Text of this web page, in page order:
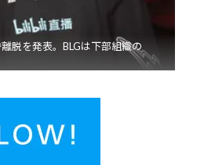
脱を発表。BLGは下部組織の